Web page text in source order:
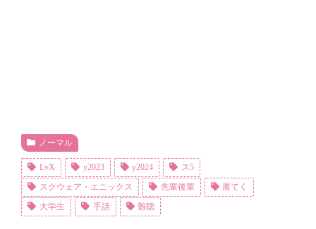
ノーマル
LvX y2023 y2024
ス5
スクウェア・エニックス
先輩後輩
厘てく
大学生
手話 難聴